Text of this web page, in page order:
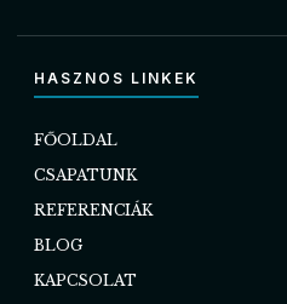
HASZNOS LINKEK
FŐOLDAL
CSAPATUNK
REFERENCIÁK
BLOG
KAPCSOLAT